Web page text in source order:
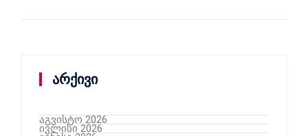
არქივი
აგვისტო 2026
ივლისი 2026